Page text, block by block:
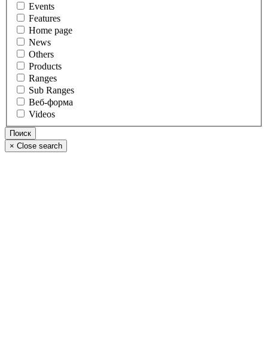
Events
Features
Home page
News
Others
Products
Ranges
Sub Ranges
Веб-форма
Videos
× Close search